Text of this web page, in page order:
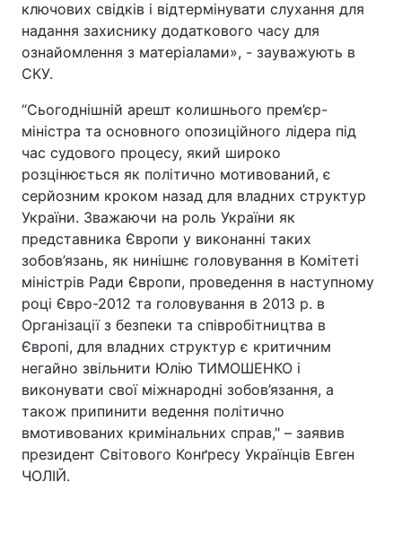
ключових свідків і відтермінувати слухання для
надання захиснику додаткового часу для
ознайомлення з матеріалами», - зауважують в
СКУ.
“Сьогоднішній арешт колишнього прем’єр-
міністра та основного опозиційного лідера під
час судового процесу, який широко
розцінюється як політично мотивований, є
серйозним кроком назад для владних структур
України. Зважаючи на роль України як
представника Європи у виконанні таких
зобов’язань, як нинішнє головування в Комітеті
міністрів Ради Європи, проведення в наступному
році Євро-2012 та головування в 2013 р. в
Організації з безпеки та співробітництва в
Європі, для владних структур є критичним
негайно звільнити Юлію ТИМОШЕНКО і
виконувати свої міжнародні зобов’язання, а
також припинити ведення політично
вмотивованих кримінальних справ," – заявив
президент Світового Конґресу Українців Евген
ЧОЛІЙ.